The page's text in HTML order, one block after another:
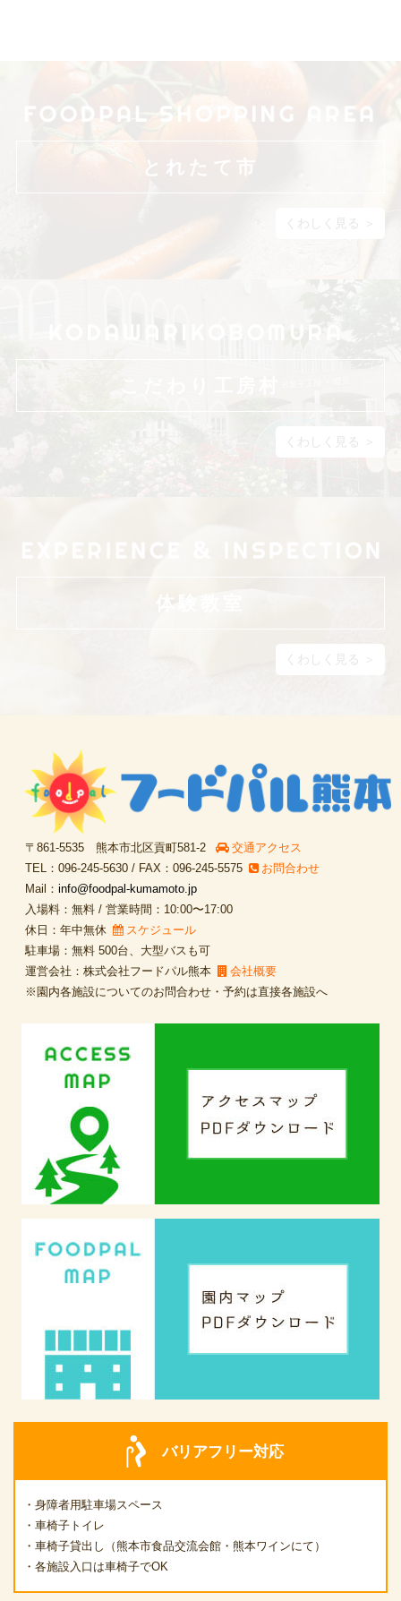
とれたて市
くわしく見る ＞
くわしく見る ＞
体験教室
くわしく見る ＞
〒861-5535 熊本市北区貢町581-2
交通アクセス
TEL：096-245-5630 / FAX：096-245-5575
お問合わせ
Mail：info@foodpal-kumamoto.jp
入場料：無料 / 営業時間：10:00〜17:00
休日：年中無休
スケジュール
駐車場：無料 500台、大型バスも可
運営会社：株式会社フードパル熊本
会社概要
※園内各施設についてのお問合わせ・予約は直接各施設へ
バリアフリー対応
・身障者用駐車場スペース
・車椅子トイレ
・車椅子貸出し（熊本市食品交流会館・熊本ワインにて）
・各施設入口は車椅子でOK